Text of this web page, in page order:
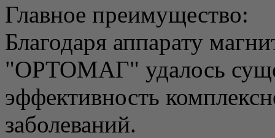
Главное преимущество:
Благодаря аппарату
"ОРТОМАГ" удалось
эффективность
заболеваний.